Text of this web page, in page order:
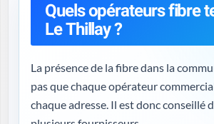
Quels opérateurs fibre
Le Thillay ?
La présence de la fibre dans la
pas que chaque opérateur
chaque adresse. Il est donc conseillé de comparer